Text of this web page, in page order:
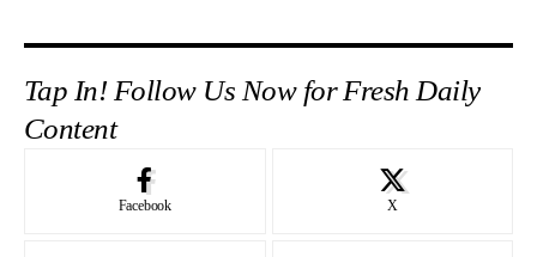
Tap In! Follow Us Now for Fresh Daily
Content
Facebook X